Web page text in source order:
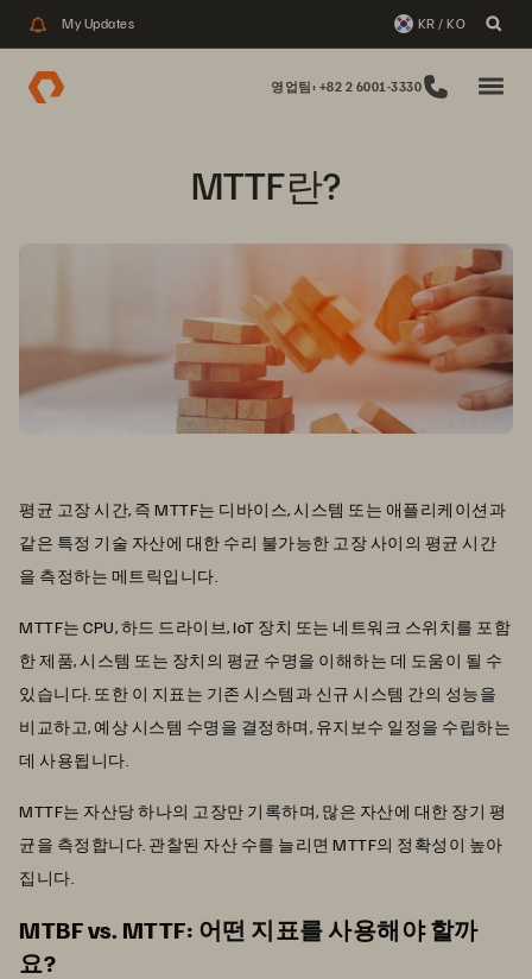
My Updates KR / KO
영업팀: +82 2 6001-3330
MTTF란?
평균 고장 시간, 즉 MTTF는 디바이스, 시스템 또는 애플리케이션과
같은 특정 기술 자산에 대한 수리 불가능한 고장 사이의 평균 시간
을 측정하는 메트릭입니다.
MTTF는 CPU, 하드 드라이브, IoT 장치 또는 네트워크 스위치를 포함
한 제품, 시스템 또는 장치의 평균 수명을 이해하는 데 도움이 될 수
있습니다. 또한 이 지표는 기존 시스템과 신규 시스템 간의 성능을
비교하고, 예상 시스템 수명을 결정하며, 유지보수 일정을 수립하는
데 사용됩니다.
MTTF는 자산당 하나의 고장만 기록하며, 많은 자산에 대한 장기 평
균을 측정합니다. 관찰된 자산 수를 늘리면 MTTF의 정확성이 높아
집니다.
MTBF vs. MTTF: 어떤 지표를 사용해야 할까
요?